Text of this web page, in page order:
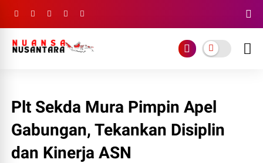
Plt Sekda Mura Pimpin Apel
Gabungan, Tekankan Disiplin
dan Kinerja ASN